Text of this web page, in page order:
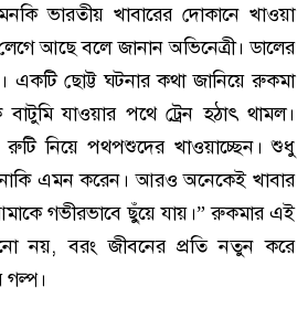
ভারতীয় খাবারের দোকানে খাওয়া
আছে বলে জানান অভিনেত্রী। ডালের
একটি ছোট্ট ঘটনার কথা জানিয়ে রুকমা
যাওয়ার পথে ট্রেন হঠাৎ থামল।
রুটি নিয়ে পথপশুদের খাওয়াচ্ছেন। শুধু
এমন করেন। আরও অনেকেই খাবার
গভীরভাবে ছুঁয়ে যায়।” রুকমার এই
নয়, বরং জীবনের প্রতি নতুন করে
গল্প।